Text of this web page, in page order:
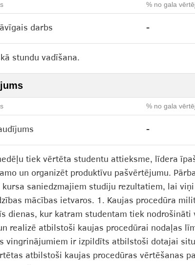
% no gala
darbs -
stundu vadīšana.
% no gala
-
tiek vērtēta studentu attieksme, līdera
un organizēt produktīvu pašvērtējumu.
kursa saniedzmajiem studiju rezultatiem, lai
mācības ietvaros. 1. Kaujas procedūra
dienas, kur katram studentam tiek
realizē atbilstoši kaujas procedūrai nodaļas
vingrinājumiem ir izpildīts atbilstoši dotajai
atbilstoši kaujas procedūras vērtēšanas